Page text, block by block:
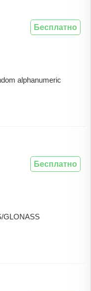
alphanumeric
Бесплатно
GLONASS
Бесплатно